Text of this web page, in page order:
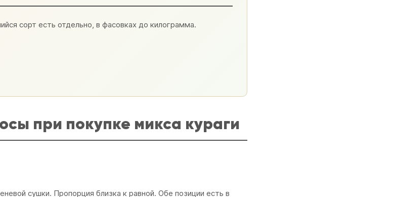
сорт есть отдельно, в фасовках до килограмма.
при покупке микса кураги
сушки. Пропорция близка к равной. Обе позиции есть в